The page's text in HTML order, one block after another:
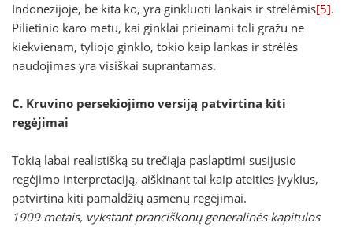
Indonezijoje, be kita ko, yra ginkluoti lankais ir strėlėmis[5].
Pilietinio karo metu, kai ginklai prieinami toli gražu ne
kiekvienam, tyliojo ginklo, tokio kaip lankas ir strėlės
naudojimas yra visiškai suprantamas.
C. Kruvino persekiojimo versiją patvirtina kiti
regėjimai
Tokią labai realistišką su trečiąja paslaptimi susijusio
regėjimo interpretaciją, aiškinant tai kaip ateities įvykius,
patvirtina kiti pamaldžių asmenų regėjimai.
1909 metais, vykstant pranciškonų generalinės kapitulos